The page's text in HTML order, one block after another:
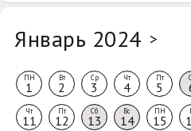
Январь 2024 >
ПН
1
Вт
2
Ср
3
Чт
4
Пт
5
Чт
11
Пт
12
Сб
13
Вс
14
ПН
15